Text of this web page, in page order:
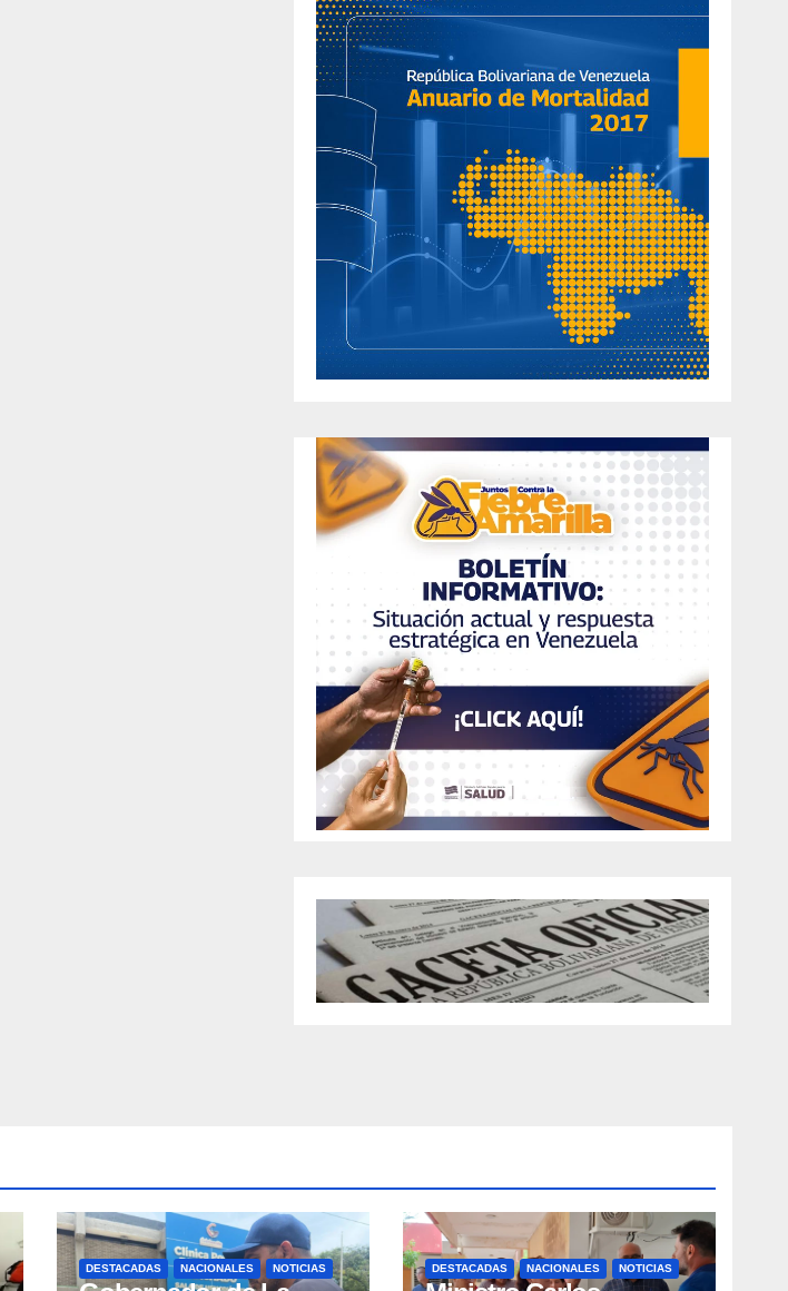
DESTACADAS NACIONALES NOTICIAS DESTACADAS NACIONALES NOTICIAS